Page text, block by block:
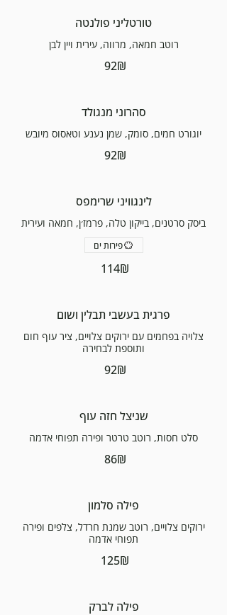
טורטליני פולנטה
רוטב חמאה, מרווה, עירית ויין לבן
‏92 ‏₪
סהרוני מנגולד
יוגורט חמים, סומק, שמן נענע וטאסוס מיובש
‏92 ‏₪
לינגוויני שרימפס
ביסק סרטנים, בייקון טלה, פרמז׳ן, חמאה ועירית
‏114 ‏₪
פירות ים
פרגית בעשבי תבלין ושום
צלויה בפחמים עם ירוקים צלויים, ציר עוף חום
ותוספת לבחירה
‏92 ‏₪
שניצל חזה עוף
סלט חסות, רוטב טרטר ופירה תפוחי אדמה
‏86 ‏₪
פילה סלמון
ירוקים צלויים, רוטב שמנת חרדל, צלפים ופירה
תפוחי אדמה
‏125 ‏₪
פילה לברק